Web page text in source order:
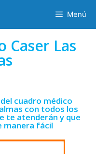
Menú
Caser Las
cuadro médico
con todos los
te atenderán y que
manera fácil